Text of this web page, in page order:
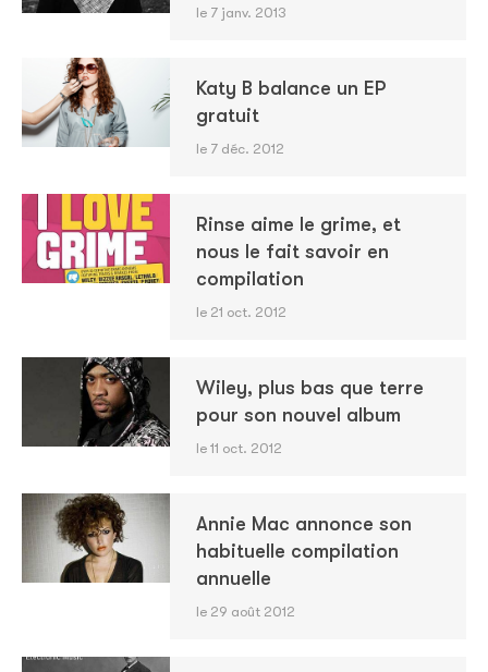
le 7 janv. 2013
Katy B balance un EP
gratuit
le 7 déc. 2012
Rinse aime le grime, et
nous le fait savoir en
compilation
le 21 oct. 2012
Wiley, plus bas que terre
pour son nouvel album
le 11 oct. 2012
Annie Mac annonce son
habituelle compilation
annuelle
le 29 août 2012